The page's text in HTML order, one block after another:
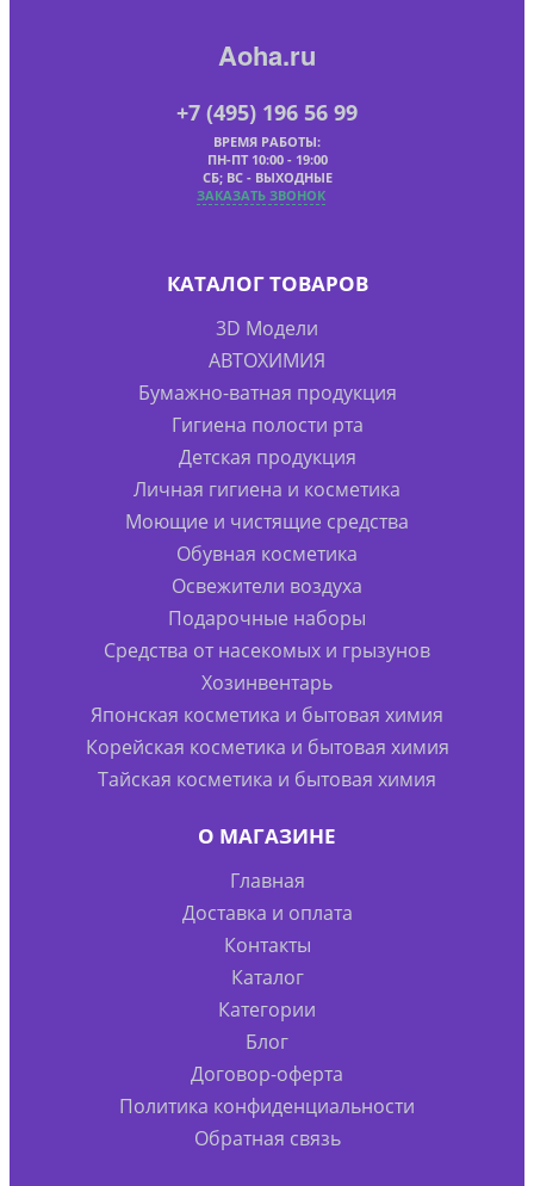
Aoha.ru
+7 (495) 196 56 99
ВРЕМЯ РАБОТЫ:
ПН-ПТ 10:00 - 19:00
СБ; ВС - ВЫХОДНЫЕ
ЗАКАЗАТЬ ЗВОНОК
КАТАЛОГ ТОВАРОВ
3D Модели
АВТОХИМИЯ
Бумажно-ватная продукция
Гигиена полости рта
Детская продукция
Личная гигиена и косметика
Моющие и чистящие средства
Обувная косметика
Освежители воздуха
Подарочные наборы
Средства от насекомых и грызунов
Хозинвентарь
Японская косметика и бытовая химия
Корейская косметика и бытовая химия
Тайская косметика и бытовая химия
О МАГАЗИНЕ
Главная
Доставка и оплата
Контакты
Каталог
Категории
Блог
Договор-оферта
Политика конфиденциальности
Обратная связь